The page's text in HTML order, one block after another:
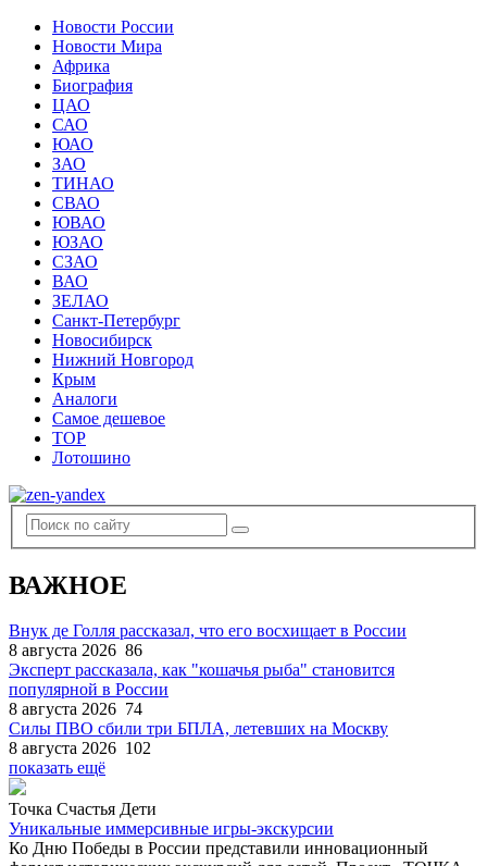
Новости России
Новости Мира
Африка
Биография
ЦАО
САО
ЮАО
ЗАО
ТИНАО
СВАО
ЮВАО
ЮЗАО
СЗАО
ВАО
ЗЕЛАО
Санкт-Петербург
Новосибирск
Нижний Новгород
Крым
Аналоги
Самое дешевое
TOP
Лотошино
ВАЖНОЕ
Внук де Голля рассказал, что его восхищает в России
8 августа 2026 86
Эксперт рассказала, как "кошачья рыба" становится
популярной в России
8 августа 2026 74
Силы ПВО сбили три БПЛА, летевших на Москву
8 августа 2026 102
показать ещё
Точка Счастья Дети
Уникальные иммерсивные игры-экскурсии
Ко Дню Победы в России представили инновационный